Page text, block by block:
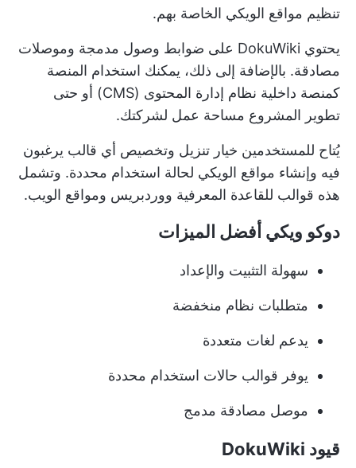
تنظيم مواقع الويكي الخاصة بهم.
يحتوي DokuWiki على ضوابط وصول مدمجة وموصلات
مصادقة. بالإضافة إلى ذلك، يمكنك استخدام المنصة
كمنصة داخلية نظام إدارة المحتوى (CMS) أو حتى
تطوير المشروع مساحة عمل لشركتك.
يُتاح للمستخدمين خيار تنزيل وتخصيص أي قالب يرغبون
فيه وإنشاء مواقع الويكي لحالة استخدام محددة. وتشمل
هذه قوالب للقاعدة المعرفية ووردبريس ومواقع الويب.
دوكو ويكي أفضل الميزات
سهولة التثبيت والإعداد
متطلبات نظام منخفضة
يدعم لغات متعددة
يوفر قوالب حالات استخدام محددة
موصل مصادقة مدمج
قيود DokuWiki